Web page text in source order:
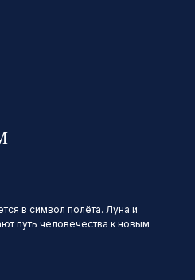
в символ полёта. Луна и
путь человечества к новым